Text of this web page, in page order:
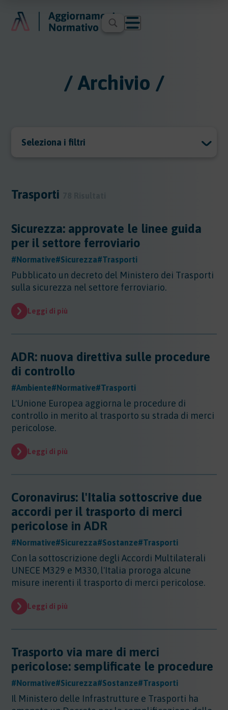
/ Archivio /
Seleziona i filtri
Altri Settori
Altri Settori
Altri Settori - Beni culturali
Altri Settori - Formazione
Altri Settori - Territorio
Ambiente
Ambiente - Aria
Ambiente - Inquinamento Luminoso
Ambiente - VIA/VINCA/VAS
Ambiente - Rifiuti/SISTRI/RAEE
Ambiente - Inquinamento Elettromagnetico
Ambiente - Autorizzazione Unica Ambientale
AUA
Ambiente - Rifiuti/RENTRI
Approfondimenti
Certificazioni - EMAS
Certificazioni - Ecolabel/LCA
Certificazioni - Qualità
Certificazioni - Sicurezza
Certificazioni - CSR
Contributi
Contributi
Documenti
Edilizia
Edilizia
Energia
Energia
Normative
Notizie
Regioni
Regioni
Regioni - Abruzzo
Regioni - Basilicata
Regioni - Campania
Regioni - Lazio
Regioni - Liguria
Regioni - Lombardia
Regioni - Marche
Regioni - Molise
Sentenze
Sicurezza - Apparecchi Sollevamento
Sicurezza - DPI
Sicurezza - Macchine
Sicurezza - Rischio chimico
Sicurezza - Rischio cancerogeno/mutageno
Sicurezza - Stress Lavoro-Correlato
Sostanze - Pericolose
Sostanze - Trasporto Merci
Sostanze - Schede di Sicurezza
Sostanze - GHS/CLP/REACH
Sostenibilita
Sostenibilità
Trasporti
Trasporti
Trasporti
Sicurezza: approvate le linee guida
per il settore ferroviario
#Normative#Sicurezza#Trasporti
Pubblicato un decreto del Ministero dei Trasporti
sulla sicurezza nel settore ferroviario.
Leggi di più
ADR: nuova direttiva sulle procedure
di controllo
#Ambiente#Normative#Trasporti
L'Unione Europea aggiorna le procedure di
controllo in merito al trasporto su strada di merci
pericolose.
Leggi di più
Coronavirus: l'Italia sottoscrive due
accordi per il trasporto di merci
pericolose in ADR
#Normative#Sicurezza#Sostanze#Trasporti
Con la sottoscrizione degli Accordi Multilaterali
UNECE M329 e M330, l'Italia proroga alcune
misure inerenti il trasporto di merci pericolose.
Leggi di più
Trasporto via mare di merci
pericolose: semplificate le procedure
#Normative#Sicurezza#Sostanze#Trasporti
Il Ministero delle Infrastrutture e Trasporti ha